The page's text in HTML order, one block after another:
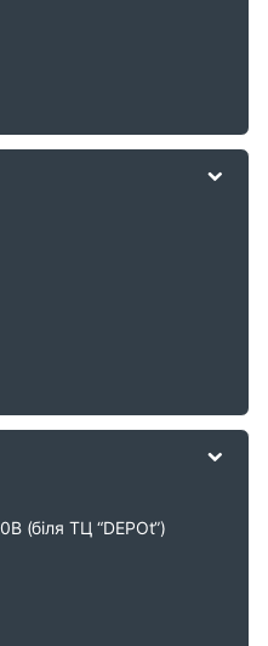
(біля ТЦ “DEPOt”)